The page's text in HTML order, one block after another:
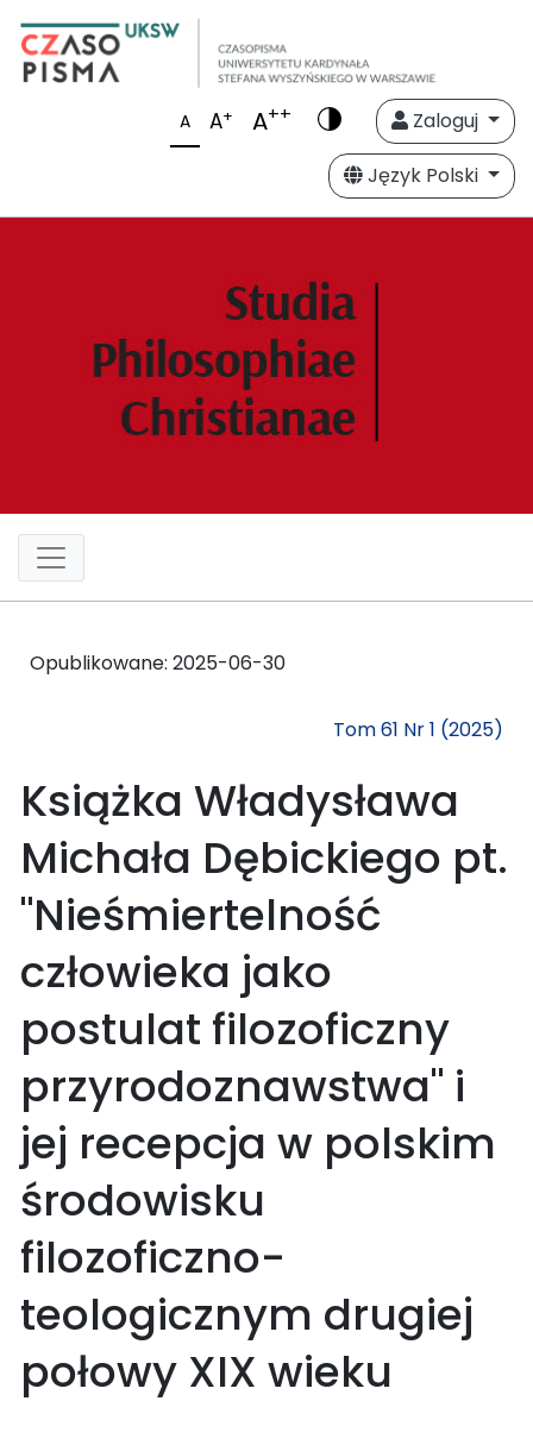
A A+ A++
Zaloguj
Język Polski
Opublikowane: 2025-06-30
Tom 61 Nr 1 (2025)
Książka Władysława
Michała Dębickiego pt.
"Nieśmiertelność
człowieka jako
postulat filozoficzny
przyrodoznawstwa" i
jej recepcja w polskim
środowisku
filozoficzno-
teologicznym drugiej
połowy XIX wieku